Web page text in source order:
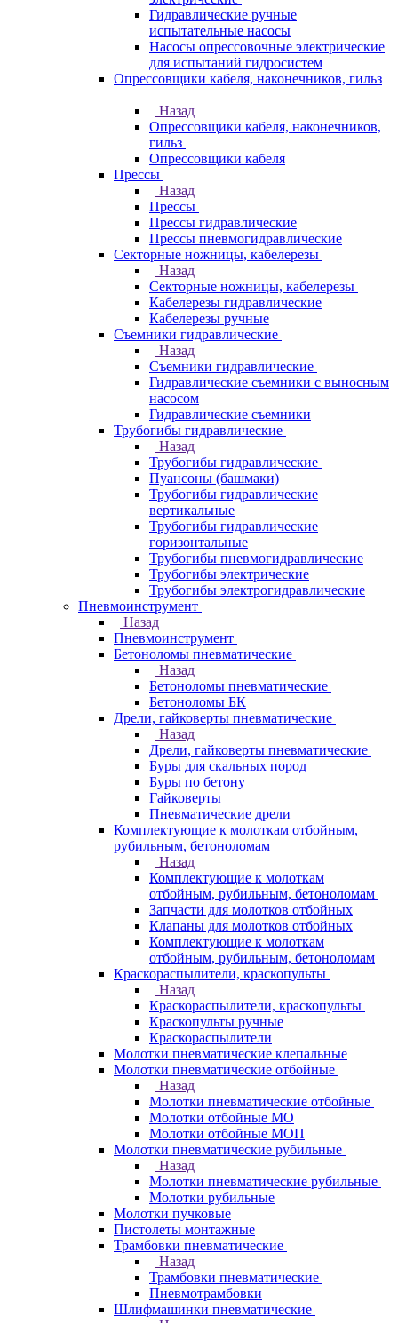
Гидравлические ручные
испытательные насосы
Насосы опрессовочные электрические
для испытаний гидросистем
Опрессовщики кабеля, наконечников, гильз
Назад
Опрессовщики кабеля, наконечников,
гильз
Опрессовщики кабеля
Прессы
Назад
Прессы
Прессы гидравлические
Прессы пневмогидравлические
Секторные ножницы, кабелерезы
Назад
Секторные ножницы, кабелерезы
Кабелерезы гидравлические
Кабелерезы ручные
Съемники гидравлические
Назад
Съемники гидравлические
Гидравлические cъемники с выносным
насосом
Гидравлические съемники
Трубогибы гидравлические
Назад
Трубогибы гидравлические
Пуансоны (башмаки)
Трубогибы гидравлические
вертикальные
Трубогибы гидравлические
горизонтальные
Трубогибы пневмогидравлические
Трубогибы электрические
Трубогибы электрогидравлические
Пневмоинструмент
Назад
Пневмоинструмент
Бетоноломы пневматические
Назад
Бетоноломы пневматические
Бетоноломы БК
Дрели, гайковерты пневматические
Назад
Дрели, гайковерты пневматические
Буры для скальных пород
Буры по бетону
Гайковерты
Пневматические дрели
Комплектующие к молоткам отбойным,
рубильным, бетоноломам
Назад
Комплектующие к молоткам
отбойным, рубильным, бетоноломам
Запчасти для молотков отбойных
Клапаны для молотков отбойных
Комплектующие к молоткам
отбойным, рубильным, бетоноломам
Краскораспылители, краскопульты
Назад
Краскораспылители, краскопульты
Краскопульты ручные
Краскораспылители
Молотки пневматические клепальные
Молотки пневматические отбойные
Назад
Молотки пневматические отбойные
Молотки отбойные МО
Молотки отбойные МОП
Молотки пневматические рубильные
Назад
Молотки пневматические рубильные
Молотки рубильные
Молотки пучковые
Пистолеты монтажные
Трамбовки пневматические
Назад
Трамбовки пневматические
Пневмотрамбовки
Шлифмашинки пневматические